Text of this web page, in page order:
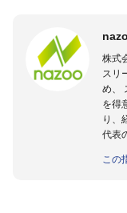
株式
スリ
め、
を得
り、
代表
のほ
この